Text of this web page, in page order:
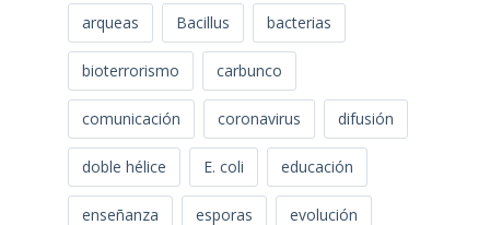
arqueas Bacillus bacterias
bioterrorismo carbunco
comunicación coronavirus difusión
doble hélice E. coli educación
enseñanza esporas evolución